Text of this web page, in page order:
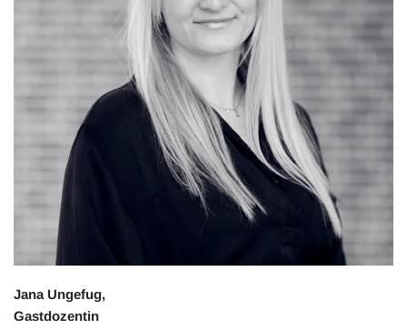
Jana Ungefug,
Gastdozentin